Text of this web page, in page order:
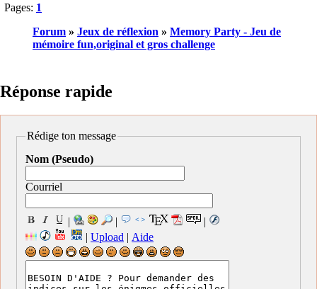
Pages: 1
Forum » Jeux de réflexion » Memory Party - Jeu de
mémoire fun,original et gros challenge
Réponse rapide
Rédige ton message
Nom (Pseudo)
Courriel
| |
|
| Upload | Aide